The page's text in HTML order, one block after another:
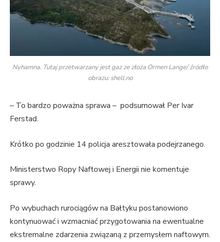
Nyhamna. Tutaj przetwarzany jest gaz ze złoża Ormen Lange/ źródło
obrazu: shell.no
– To bardzo poważna sprawa – podsumował Per Ivar
Ferstad.
Krótko po godzinie 14 policja aresztowała podejrzanego.
Ministerstwo Ropy Naftowej i Energii nie komentuje
sprawy.
Po wybuchach rurociągów na Bałtyku postanowiono
kontynuować i wzmacniać przygotowania na ewentualne
ekstremalne zdarzenia związaną z przemysłem naftowym.